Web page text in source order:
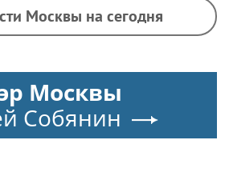
Москвы на сегодня
Москвы
Собянин